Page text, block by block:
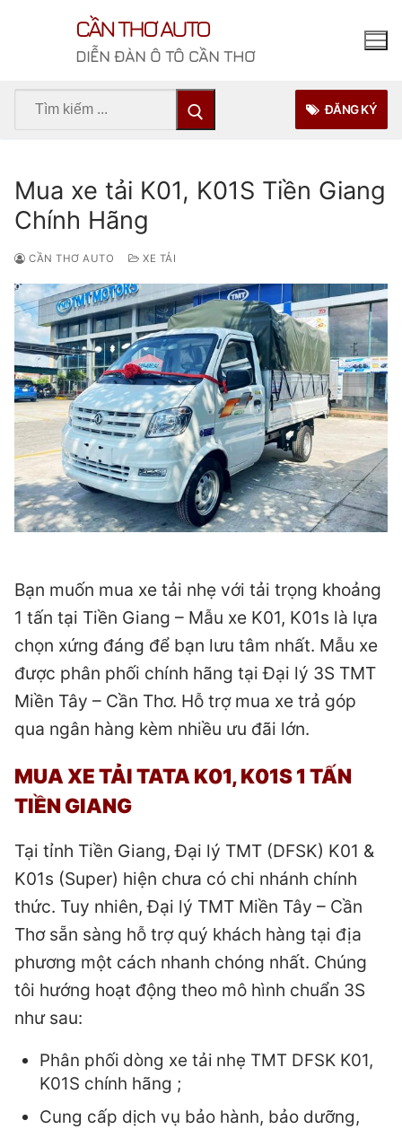
CẦN THƠ AUTO
DIỄN ĐÀN Ô TÔ CẦN THƠ
Tìm
ĐĂNG KÝ
Mua xe tải K01, K01S Tiền Giang
Chính Hãng
CẦN THƠ AUTO XE TẢI
Bạn muốn mua xe tải nhẹ với tải trọng khoảng
1 tấn tại Tiền Giang – Mẫu xe K01, K01s là lựa
chọn xứng đáng để bạn lưu tâm nhất. Mẫu xe
được phân phối chính hãng tại Đại lý 3S TMT
Miền Tây – Cần Thơ. Hỗ trợ mua xe trả góp
qua ngân hàng kèm nhiều ưu đãi lớn.
MUA XE TẢI TATA K01, K01S 1 TẤN
TIỀN GIANG
Tại tỉnh Tiền Giang, Đại lý TMT (DFSK) K01 &
K01s (Super) hiện chưa có chi nhánh chính
thức. Tuy nhiên, Đại lý TMT Miền Tây – Cần
Thơ sẵn sàng hỗ trợ quý khách hàng tại địa
phương một cách nhanh chóng nhất. Chúng
tôi hướng hoạt động theo mô hình chuẩn 3S
như sau:
Phân phối dòng xe tải nhẹ TMT DFSK K01,
K01S chính hãng ;
Cung cấp dịch vụ bảo hành, bảo dưỡng,